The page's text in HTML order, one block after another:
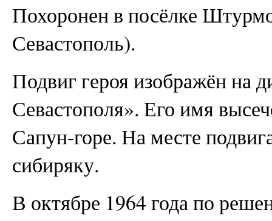
Похоронен в посёлке
Севастополь).
Подвиг героя изображён на
Севастополя». Его имя
Сапун-горе. На месте
сибиряку.
В октябре 1964 года по